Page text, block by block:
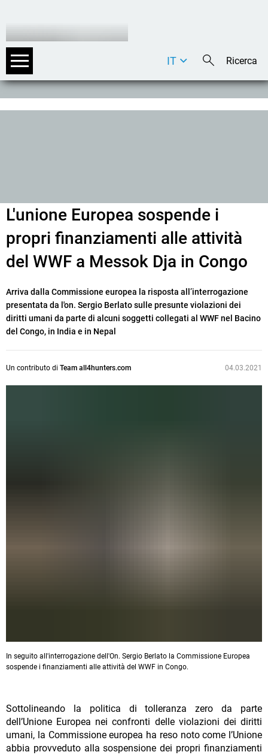
DE
IT
L'unione Europea sospende i
propri finanziamenti alle attività
del WWF a Messok Dja in Congo
Arriva dalla Commissione europea la risposta all’interrogazione
presentata da l'on. Sergio Berlato sulle presunte violazioni dei
diritti umani da parte di alcuni soggetti collegati al WWF nel Bacino
del Congo, in India e in Nepal
Un contributo di Team all4hunters.com 04.03.2021
In seguito all'interrogazione dell'On. Sergio Berlato la Commissione Europea
sospende i finanziamenti alle attività del WWF in Congo.
Sottolineando la politica di tolleranza zero da parte
dell’Unione Europea nei confronti delle violazioni dei diritti
umani, la Commissione europea ha reso noto come l’Unione
abbia provveduto alla sospensione dei propri finanziamenti